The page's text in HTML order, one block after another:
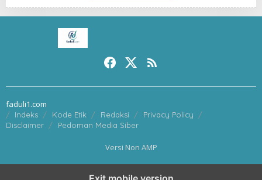
faduli1.com
Indeks Kode Etik Redaksi
Privacy Policy
Disclaimer
Pedoman Media Siber
Versi Non AMP